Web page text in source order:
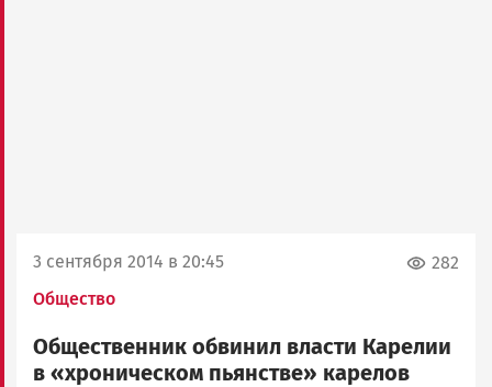
3 сентября 2014 в 20:45
Общество
282
Общественник обвинил власти Карелии
в «хроническом пьянстве» карелов